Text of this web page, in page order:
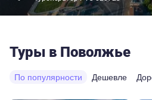
Туры в Поволжье
По популярности Дешевле